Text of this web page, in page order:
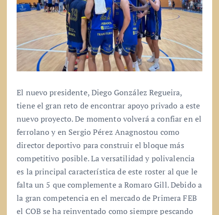
El nuevo presidente, Diego González Regueira,
tiene el gran reto de encontrar apoyo privado a este
nuevo proyecto. De momento volverá a confiar en el
ferrolano y en Sergio Pérez Anagnostou como
director deportivo para construir el bloque más
competitivo posible. La versatilidad y polivalencia
es la principal característica de este roster al que le
falta un 5 que complemente a Romaro Gill. Debido a
la gran competencia en el mercado de Primera FEB
el COB se ha reinventado como siempre pescando